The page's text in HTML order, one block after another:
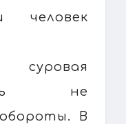
человек
не
В